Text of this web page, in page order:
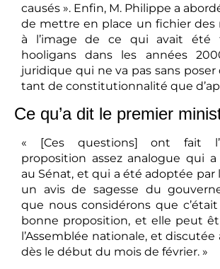
causés ». Enfin, M. Philippe a
de mettre en place un fichier des
à l’image de ce qui avait été
hooligans dans les années
juridique qui ne va pas sans
tant de constitutionnalité que
Ce qu’a dit le premier
« [Ces questions] ont fait
proposition assez analogue qui
au Sénat, et qui a été adoptée par
un avis de sagesse du
que nous considérons que
bonne proposition, et elle peut
l’Assemblée nationale, et discutée
dès le début du mois de février. »